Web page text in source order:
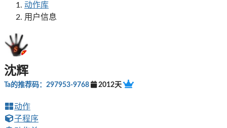
动作库
用户信息
沈辉
Ta的推荐码：297953-9768 2012天
动作
子程序